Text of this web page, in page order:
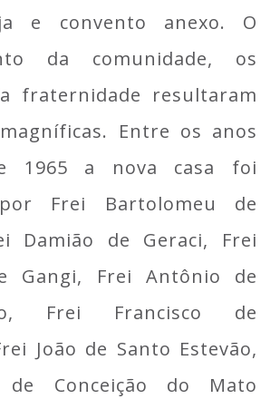
e convento anexo. O
da comunidade, os
fraternidade resultaram
Entre os anos
1965 a nova casa foi
Frei Bartolomeu de
Damião de Geraci, Frei
Gangi, Frei Antônio de
Frei Francisco de
João de Santo Estevão,
de Conceição do Mato